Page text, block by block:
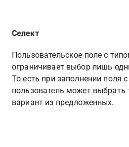
Селект
Пользовательское поле с
ограничивает выбор лишь
То есть при заполнении поля
пользователь может выбрать
вариант из предложенных.